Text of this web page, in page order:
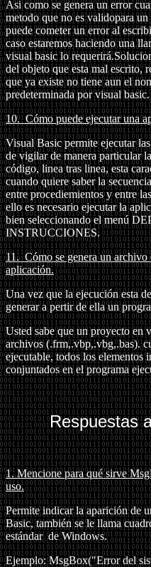
Asi como se genera un error
metodo que no es validopara
puede cometer un error al
caso estaremos haciendo una
visual basic lo
del objeto que esta mal escrito,
que ya existe no tiene aun el
predeterminada por visual basic.
10. Cómo puede ejecutar una
Visual Basic permite ejecutar
de vigilar de manera particular
código, linea tras linea, esta
cuando quiere saber la
entre procediemientos y entre
ello es necesario ejecutar la
bien seleccionando el menú
INSTRUCCIONES.
11. Cómo se genera un
aplicación.
Una vez que la ejecución esta
generar a pertir de ella un
Usted sabe que un proyecto en
archivos (.frm,.vbp,.vbg,.bas).
ejecutable, todos los elementos
conjuntados en el programa
Respuestas
1. Mencione para qué sirve
uso.
Permite indicar la aparición de
Basic, también se le llama
estándar de Windows.
Ejemplo: MsgBox("Error del